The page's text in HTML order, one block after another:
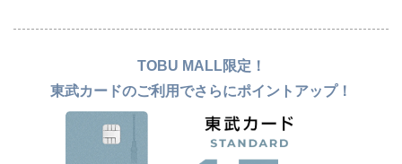
TOBU MALL限定！
東武カードのご利用でさらにポイントアップ！